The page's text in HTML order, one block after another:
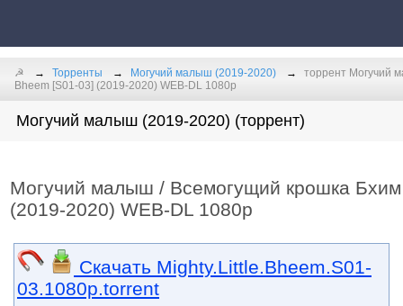
☭ Торренты Могучий малыш (2019-2020)
торрент Могучий
Bheem [S01-03] (2019-2020) WEB-DL 1080p
Могучий малыш (2019-2020) (торрент)
Могучий малыш / Всемогущий крошка
(2019-2020) WEB-DL 1080p
Скачать Mighty.Little.Bheem.S01-
03.1080p.torrent